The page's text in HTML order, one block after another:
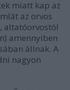
miatt kap az
az orvos
altatóorvostól
amennyiben
állnak. A
nagyon